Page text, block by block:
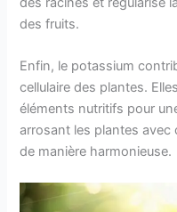
des fruits.
Enfin, le potassium
cellulaire des plantes.
éléments nutritifs pour
arrosant les plantes avec
de manière harmonieuse.